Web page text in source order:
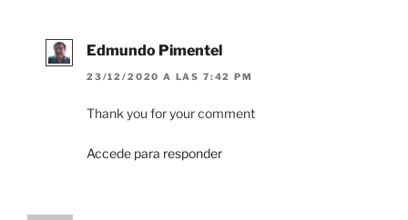
Edmundo Pimentel
23/12/2020 A LAS 7:42 PM
Thank you for your comment
Accede para responder